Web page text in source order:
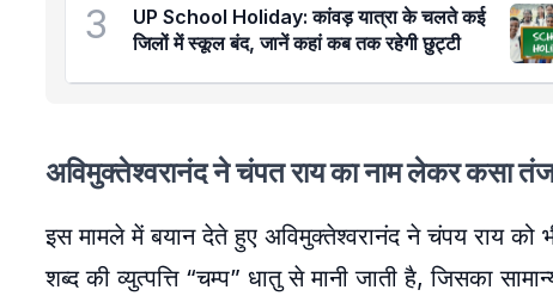
3
UP School Holiday: कांवड़ यात्रा के चलते कई
जिलों में स्कूल बंद, जानें कहां कब तक रहेगी छुट्टी
अविमुक्तेश्वरानंद ने चंपत राय का नाम लेकर कसा
इस मामले में बयान देते हुए अविमुक्तेश्वरानंद ने चंपय राय को
शब्द की व्युत्पत्ति “चम्प” धातु से मानी जाती है, जिसका